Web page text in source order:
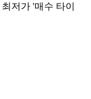
저가 '매수 타이